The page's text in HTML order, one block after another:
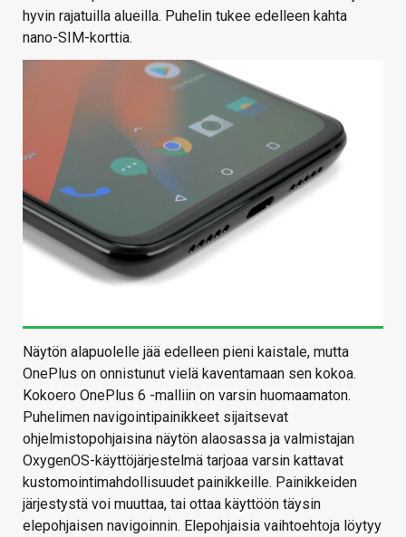
hyvin rajatuilla alueilla. Puhelin tukee edelleen kahta
nano-SIM-korttia.
Näytön alapuolelle jää edelleen pieni kaistale, mutta
OnePlus on onnistunut vielä kaventamaan sen kokoa.
Kokoero OnePlus 6 -malliin on varsin huomaamaton.
Puhelimen navigointipainikkeet sijaitsevat
ohjelmistopohjaisina näytön alaosassa ja valmistajan
OxygenOS-käyttöjärjestelmä tarjoaa varsin kattavat
kustomointimahdollisuudet painikkeille. Painikkeiden
järjestystä voi muuttaa, tai ottaa käyttöön täysin
elepohjaisen navigoinnin. Elepohjaisia vaihtoehtoja löytyy